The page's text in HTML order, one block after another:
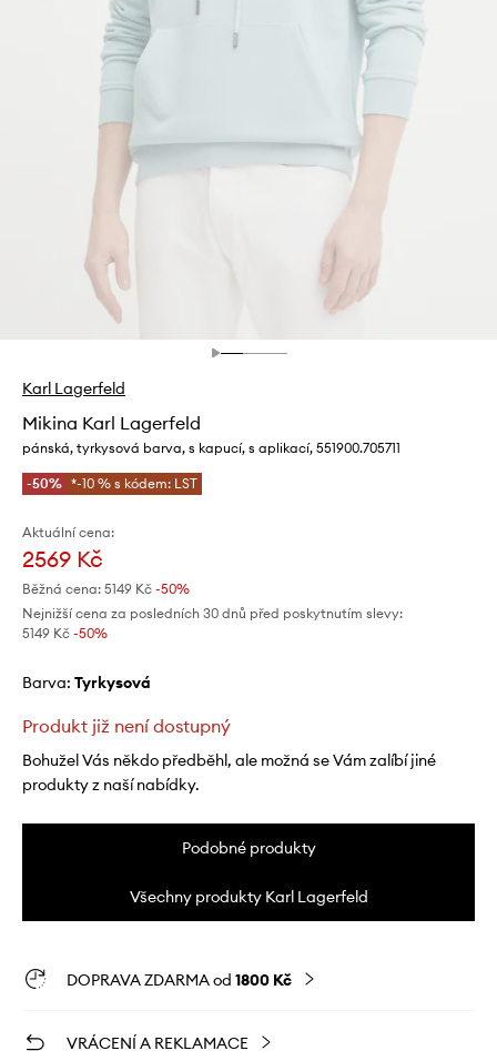
Karl Lagerfeld
Mikina Karl Lagerfeld
pánská, tyrkysová barva, s kapucí, s aplikací, 551900.705711
-50% *-10 % s kódem: LST
Aktuální cena:
2569 Kč
Běžná cena: 5149 Kč -50%
Nejnižší cena za posledních 30 dnů před poskytnutím slevy:
5149 Kč -50%
Barva: tyrkysová
Produkt již není dostupný
Bohužel Vás někdo předběhl, ale možná se Vám zalíbí jiné
produkty z naší nabídky.
Podobné produkty
Všechny produkty Karl Lagerfeld
DOPRAVA ZDARMA od 1800 Kč
VRÁCENÍ A REKLAMACE